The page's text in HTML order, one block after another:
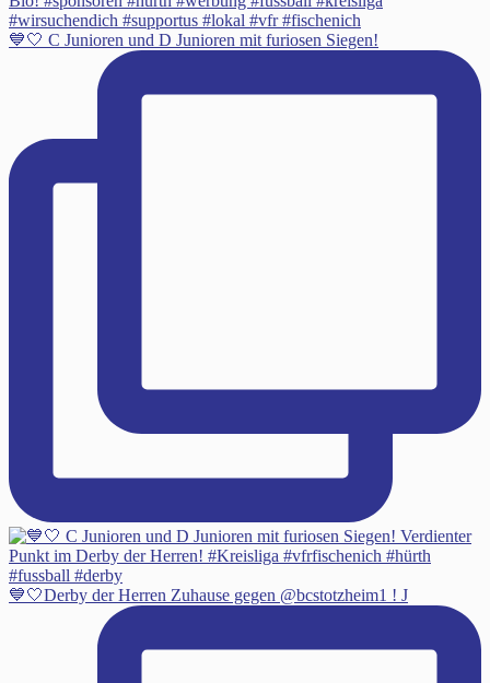
💙🤍 C Junioren und D Junioren mit furiosen Siegen!
💙🤍Derby der Herren Zuhause gegen @bcstotzheim1 ! J